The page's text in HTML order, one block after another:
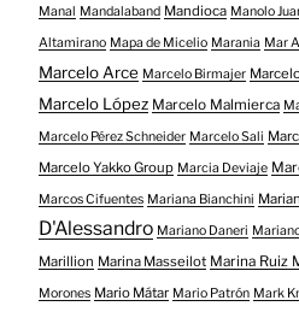
Manal Mandalaband Mandioca Manolo
Altamirano Mapa de Micelio Marania Mar
Marcelo Arce Marcelo Birmajer
Marcelo López Marcelo Malmierca
Marcelo Pérez Schneider Marcelo Sali
Marcelo Yakko Group Marcia Deviaje
Marcos Cifuentes Mariana Bianchini
D'Alessandro Mariano Daneri
Marillion Marina Masseilot Marina Ruiz
Morones Mario Mátar Mario Patrón Mark